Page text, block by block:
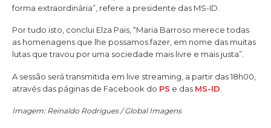
forma extraordinária”, refere a presidente das MS-ID.
Por tudo isto, conclui Elza Pais, “Maria Barroso merece todas
as homenagens que lhe possamos fazer, em nome das muitas
lutas que travou por uma sociedade mais livre e mais justa”.
A sessão será transmitida em live streaming, a partir das 18h00,
através das páginas de Facebook do PS e das MS-ID
Imagem: Reinaldo Rodrigues / Global Imagens